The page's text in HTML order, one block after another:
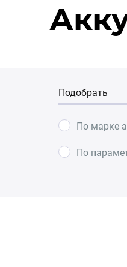
Подобрать
По марке
По